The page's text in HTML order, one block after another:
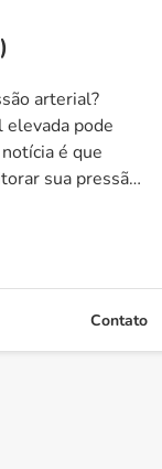
arterial?
pode
é que
sua pressão
Contato